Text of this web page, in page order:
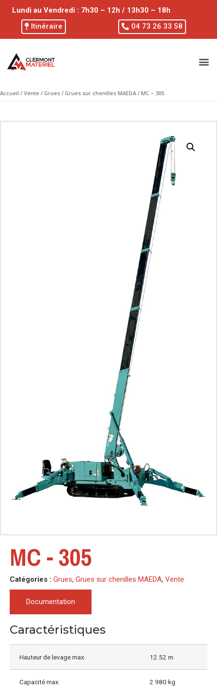
Lundi au Vendredi : 7h30 – 12h / 13h30 – 18h
Itinéraire
04 73 26 33 58
Accueil / Vente / Grues / Grues sur chenilles MAEDA / MC – 305
MC - 305
Catégories : Grues, Grues sur chenilles MAEDA, Vente
Documentation
Caractéristiques
Hauteur de levage max. 12.52 m
Capacité max. 2 980 kg